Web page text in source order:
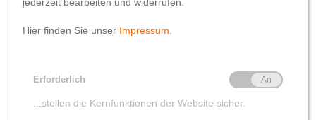
Probleme bei der
Verlegung der neuen